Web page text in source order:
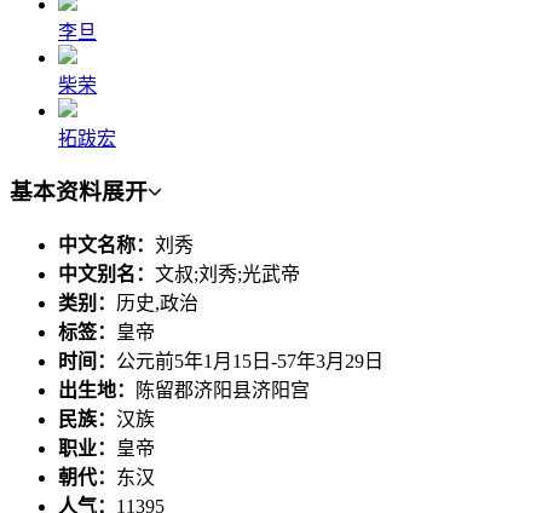
李旦
柴荣
拓跋宏
基本资料展开
中文名称： 刘秀
中文别名： 文叔;刘秀;光武帝
类别： 历史,政治
标签：
皇帝
时间： 公元前5年1月15日-57年3月29日
出生地：
陈留郡济阳县济阳宫
民族： 汉族
职业：
皇帝
朝代： 东汉
人气： 11395